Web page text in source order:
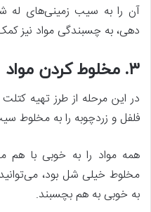
آن را به سیب زمینی‌های له
دهی، به چسبندگی مواد نیز
۳. مخلوط کردن مواد
در این مرحله از طرز تهیه
فلفل و زردچوبه را به مخلوط
همه مواد را به خوبی با هم
مخلوط خیلی شل بود،
به خوبی به هم بچسبند.